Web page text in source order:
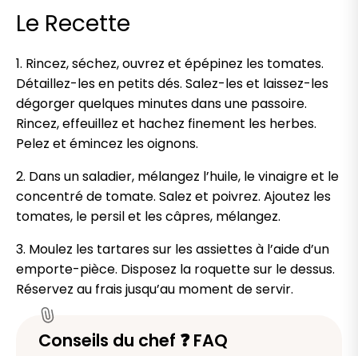
Le Recette
1. Rincez, séchez, ouvrez et épépinez les tomates.
Détaillez-les en petits dés. Salez-les et laissez-les
dégorger quelques minutes dans une passoire.
Rincez, effeuillez et hachez finement les herbes.
Pelez et émincez les oignons.
2. Dans un saladier, mélangez l’huile, le vinaigre et le
concentré de tomate. Salez et poivrez. Ajoutez les
tomates, le persil et les câpres, mélangez.
3. Moulez les tartares sur les assiettes à l’aide d’un
emporte-pièce. Disposez la roquette sur le dessus.
Réservez au frais jusqu’au moment de servir.
Conseils du chef ❓ FAQ